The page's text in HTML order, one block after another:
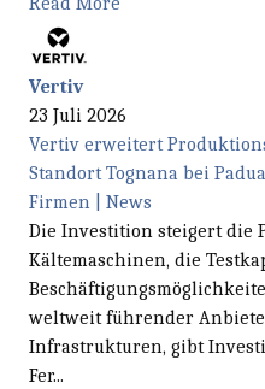
Vertiv
23 Juli 2026
Vertiv erweitert
Standort Tognana bei Padua
Firmen | News
Die Investition steigert die
Kältemaschinen, die
weltweit führender
Infrastrukturen, gibt
Fer...